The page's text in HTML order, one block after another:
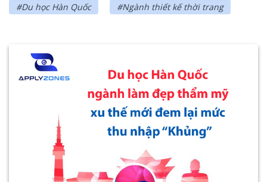
#Du học Hàn Quốc #Ngành thiết kế thời trang